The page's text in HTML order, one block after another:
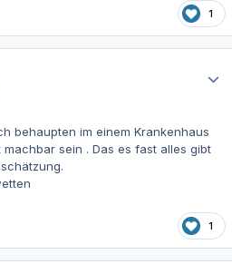
1
behaupten im einem Krankenhaus
sein . Das es fast alles gibt
1